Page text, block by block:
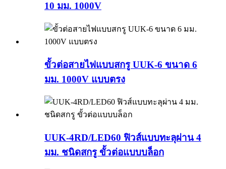
10 มม. 1000V
ขั้วต่อสายไฟแบบสกรู UUK-6 ขนาด 6
มม. 1000V แบบตรง
UUK-4RD/LED60 ฟิวส์แบบทะลุผ่าน 4
มม. ชนิดสกรู ขั้วต่อแบบบล็อก